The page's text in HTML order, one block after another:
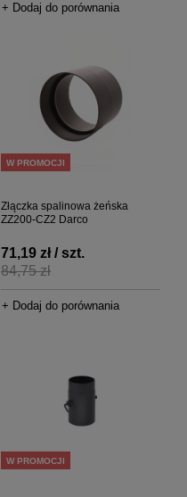
+ Dodaj do porównania
W PROMOCJI
Złączka spalinowa żeńska
ZZ200-CZ2 Darco
84,75 zł
71,19 zł / szt.
+ Dodaj do porównania
W PROMOCJI